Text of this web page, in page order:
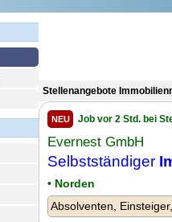
Stellenangebote
NEU Job vor 2 Std. bei
Evernest GmbH
Selbstständiger
• Norden
Absolventen,